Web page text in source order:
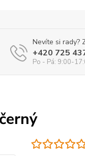
Nevíte si rady?
+420 725
Po - Pá: 9:00-